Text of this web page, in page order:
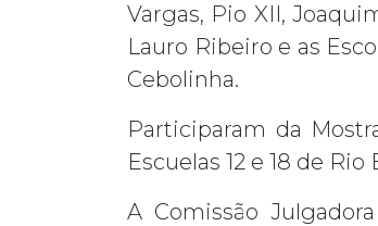
Vargas, Pio XII,
Lauro Ribeiro e as
Cebolinha.
Participaram da
Escuelas 12 e 18 de
A Comissão